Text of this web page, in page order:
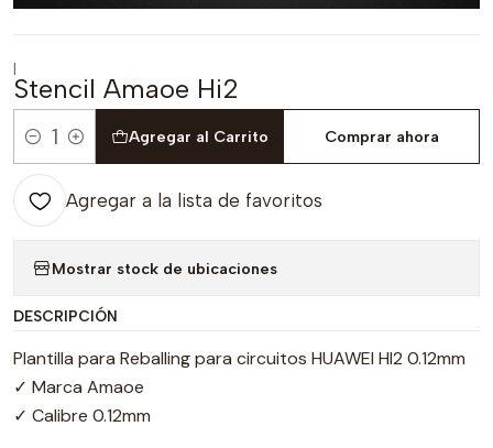
|
Stencil Amaoe Hi2
Cantidad
Agregar al Carrito Comprar ahora
Agregar a la lista de favoritos
Mostrar stock de ubicaciones
DESCRIPCIÓN
Plantilla para Reballing para circuitos HUAWEI HI2 0.12mm
✓ Marca Amaoe
✓ Calibre 0.12mm